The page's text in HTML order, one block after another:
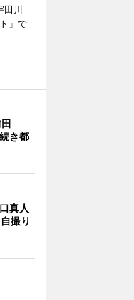
田川
」で
き都
真人
撮り